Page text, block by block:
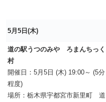
5月5日(木)
道の駅うつのみや ろまんちっく
村
開催日：5月5日 (木) 19:00～ (5分
程度)
場所：栃木県宇都宮市新里町 道